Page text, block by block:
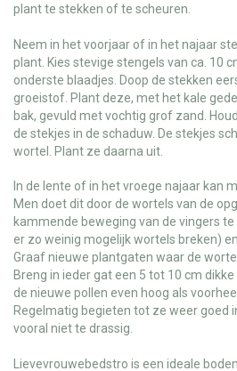
plant te stekken of te scheuren.
Neem in het voorjaar of in het najaar
plant. Kies stevige stengels van ca. 10
onderste blaadjes. Doop de stekken
groeistof. Plant deze, met het kale
bak, gevuld met vochtig grof zand.
de stekjes in de schaduw. De stekjes
wortel. Plant ze daarna uit.
In de lente of in het vroege najaar kan
Men doet dit door de wortels van de
kammende beweging van de vingers
er zo weinig mogelijk wortels breken)
Graaf nieuwe plantgaten waar de
Breng in ieder gat een 5 tot 10 cm
de nieuwe pollen even hoog als
Regelmatig begieten tot ze weer goed
vooral niet te drassig.
Lievevrouwebedstro is een ideale